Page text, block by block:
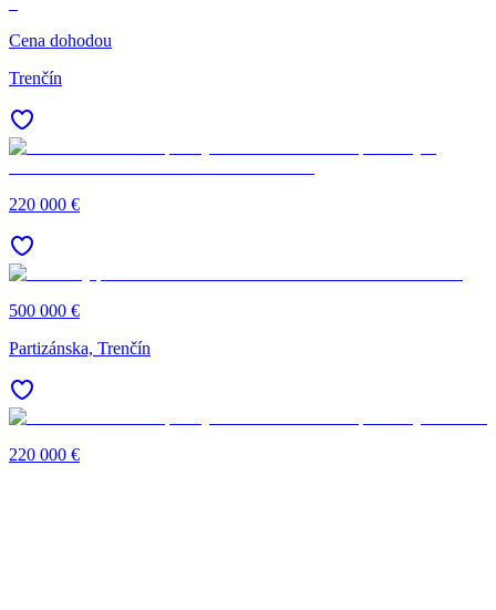
Cena dohodou
Trenčín
220 000 €
500 000 €
Partizánska, Trenčín
220 000 €